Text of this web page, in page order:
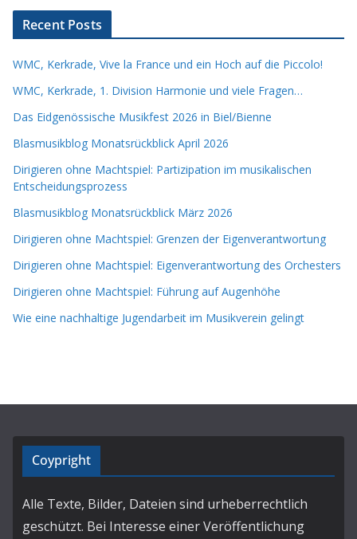
Recent Posts
WMC, Kerkrade, Vive la France und ein Hoch auf die Piccolo!
WMC, Kerkrade, 1. Division Harmonie und viele Fragen…
Das Eidgenössische Musikfest 2026 in Biel/Bienne
Blasmusikblog Monatsrückblick April 2026
Dirigieren ohne Machtspiel: Partizipation im musikalischen
Entscheidungsprozess
Blasmusikblog Monatsrückblick März 2026
Dirigieren ohne Machtspiel: Grenzen der Eigenverantwortung
Dirigieren ohne Machtspiel: Eigenverantwortung des Orchesters
Dirigieren ohne Machtspiel: Führung auf Augenhöhe
Wie eine nachhaltige Jugendarbeit im Musikverein gelingt
Coypright
Alle Texte, Bilder, Dateien sind urheberrechtlich
geschützt. Bei Interesse einer Veröffentlichung